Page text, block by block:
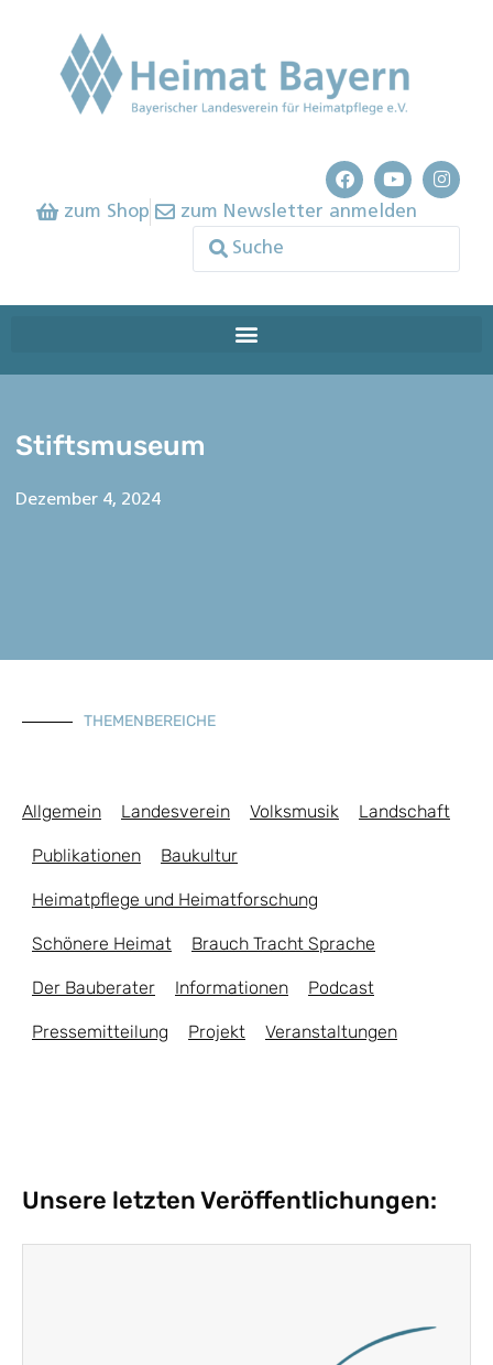
zum Shop zum Newsletter anmelden
Stiftsmuseum
Dezember 4, 2024
THEMENBEREICHE
Allgemein Landesverein Volksmusik Landschaft
Publikationen Baukultur
Heimatpflege und Heimatforschung
Schönere Heimat Brauch Tracht Sprache
Der Bauberater Informationen Podcast
Pressemitteilung Projekt Veranstaltungen
Unsere letzten Veröffentlichungen: